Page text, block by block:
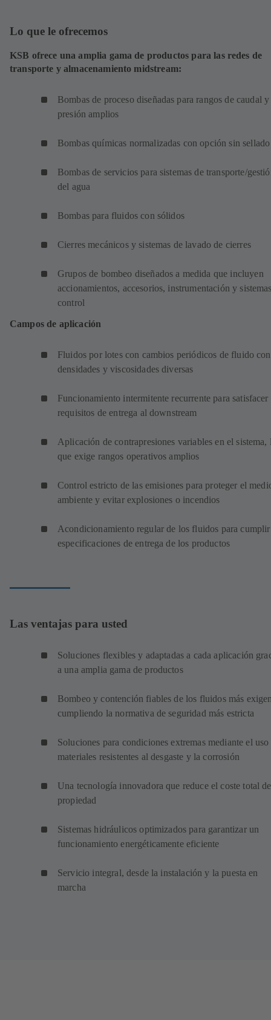
Lo que le ofrecemos
KSB ofrece una amplia gama de productos para las redes de
transporte y almacenamiento midstream:
Bombas de proceso diseñadas para rangos de caudal y
presión amplios
Bombas químicas normalizadas con opción sin sellado
Bombas de servicios para sistemas de transporte/
del agua
Bombas para fluidos con sólidos
Cierres mecánicos y sistemas de lavado de cierres
Grupos de bombeo diseñados a medida que incluyen
accionamientos, accesorios, instrumentación y
control
Campos de aplicación
Fluidos por lotes con cambios periódicos de fluido con
densidades y viscosidades diversas
Funcionamiento intermitente recurrente para satisfacer
requisitos de entrega al downstream
Aplicación de contrapresiones variables en el sistema,
que exige rangos operativos amplios
Control estricto de las emisiones para proteger el
ambiente y evitar explosiones o incendios
Acondicionamiento regular de los fluidos para
especificaciones de entrega de los productos
Las ventajas para usted
Soluciones flexibles y adaptadas a cada aplicación
a una amplia gama de productos
Bombeo y contención fiables de los fluidos más
cumpliendo la normativa de seguridad más estricta
Soluciones para condiciones extremas mediante el uso
materiales resistentes al desgaste y la corrosión
Una tecnología innovadora que reduce el coste total de
propiedad
Sistemas hidráulicos optimizados para garantizar un
funcionamiento energéticamente eficiente
Servicio integral, desde la instalación y la puesta en
marcha